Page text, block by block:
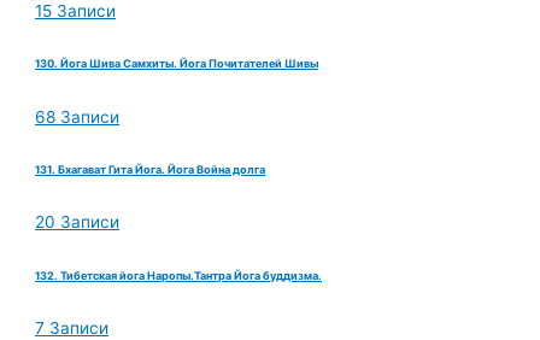
15 Записи
130. Йога Шива Самхиты. Йога Почитателей Шивы
68 Записи
131. Бхагават Гита Йога. Йога Война долга
20 Записи
132. Тибетская йога Наропы.Тантра Йога буддизма.
7 Записи